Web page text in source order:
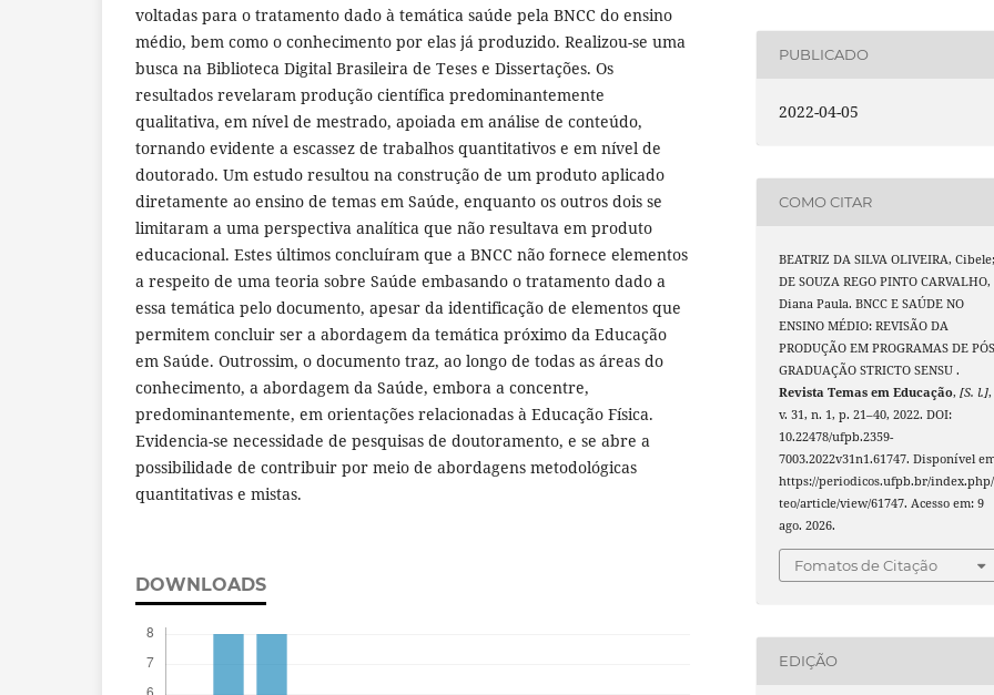
voltadas para o tratamento dado à temática saúde pela BNCC do ensino
médio, bem como o conhecimento por elas já produzido. Realizou-se uma
busca na Biblioteca Digital Brasileira de Teses e Dissertações. Os
resultados revelaram produção científica predominantemente
qualitativa, em nível de mestrado, apoiada em análise de conteúdo,
tornando evidente a escassez de trabalhos quantitativos e em nível de
doutorado. Um estudo resultou na construção de um produto aplicado
diretamente ao ensino de temas em Saúde, enquanto os outros dois se
limitaram a uma perspectiva analítica que não resultava em produto
educacional. Estes últimos concluíram que a BNCC não fornece elementos
a respeito de uma teoria sobre Saúde embasando o tratamento dado a
essa temática pelo documento, apesar da identificação de elementos que
permitem concluir ser a abordagem da temática próximo da Educação
em Saúde. Outrossim, o documento traz, ao longo de todas as áreas do
conhecimento, a abordagem da Saúde, embora a concentre,
predominantemente, em orientações relacionadas à Educação Física.
Evidencia-se necessidade de pesquisas de doutoramento, e se abre a
possibilidade de contribuir por meio de abordagens metodológicas
quantitativas e mistas.
DOWNLOADS
PUBLICADO
2022-04-05
COMO CITAR
BEATRIZ DA SILVA OLIVEIRA,
DE SOUZA REGO PINTO CARVALHO,
Diana Paula. BNCC E SAÚDE NO
ENSINO MÉDIO: REVISÃO DA
PRODUÇÃO EM PROGRAMAS DE
GRADUAÇÃO STRICTO SENSU .
Revista Temas em Educação,[S. l.],
v. 31, n. 1, p. 21–40, 2022. DOI:
10.22478/ufpb.2359-
7003.2022v31n1.61747. Disponível
https://periodicos.ufpb.br/
teo/article/view/61747. Acesso em: 9
ago. 2026.
Fomatos de Citação
EDIÇÃO